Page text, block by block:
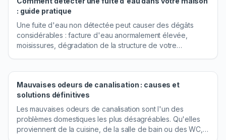
quand il est temps de faire appel à un professionnel.
: guide pratique
Une fuite d'eau non détectée peut causer des dégâts
considérables : facture d'eau anormalement élevée,
moisissures, dégradation de la structure de votre
Mauvaises odeurs de canalisation : causes et
solutions définitives
Les mauvaises odeurs de canalisation sont l'un des
problèmes domestiques les plus désagréables. Qu'elles
proviennent de la cuisine, de la salle de bain ou des WC,